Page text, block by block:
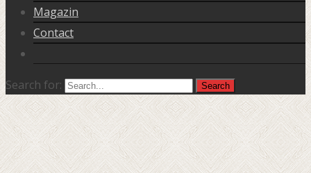
Magazin
Contact
Search for: